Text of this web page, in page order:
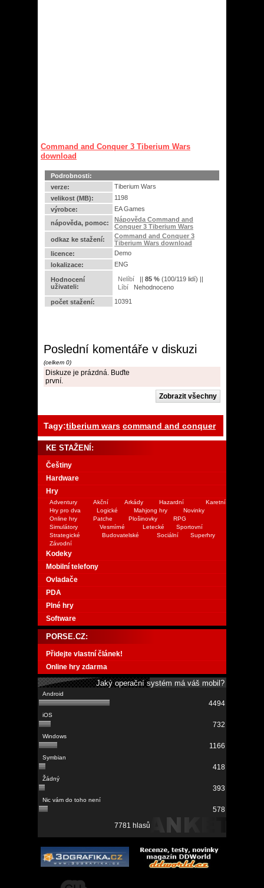
Command and Conquer 3 Tiberium Wars
download
Podrobnosti:
verze:
Tiberium Wars
velikost (MB):
1198
výrobce:
EA Games
nápověda, pomoc:
Nápověda Command and
Conquer 3 Tiberium Wars
odkaz ke stažení:
Command and Conquer 3
Tiberium Wars download
licence:
Demo
lokalizace:
ENG
Hodnocení
uživateli:
|| 85 % (100/119 lidí) ||
Nehodnoceno
počet stažení: 10391
Poslední komentáře v diskuzi
(celkem 0)
Diskuze je prázdná. Buďte
první.
Tagy:tiberium wars command and conquer
KE STAŽENÍ:
Češtiny
Hardware
Hry
Adventury Akční Arkády Hazardní
Karetní
Hry pro dva
Logické Mahjong hry
Novinky
Online hry
Patche Plošinovky
RPG
Simulátory
Vesmírné Letecké
Sportovní
Strategické
Budovatelské Sociální
Superhry
Závodní
Kodeky
Mobilní telefony
Ovladače
PDA
Plné hry
Software
PORSE.CZ:
Přidejte vlastní článek!
Online hry zdarma
Jaký operační systém má váš mobil?
4494
732
1166
418
393
578
7781 hlasů